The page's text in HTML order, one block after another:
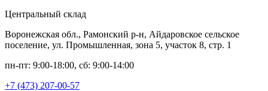
Центральный склад
Воронежская обл., Рамонский р-н, Айдаровское сельское
поселение, ул. Промышленная, зона 5, участок 8, стр. 1
пн-пт: 9:00-18:00, сб: 9:00-14:00
+7 (473) 207-00-57